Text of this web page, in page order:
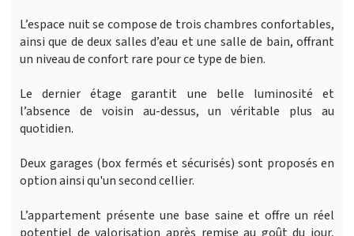
L’espace nuit se compose de trois chambres confortables,
ainsi que de deux salles d’eau et une salle de bain, offrant
un niveau de confort rare pour ce type de bien.
Le dernier étage garantit une belle luminosité et
l’absence de voisin au-dessus, un véritable plus au
quotidien.
Deux garages (box fermés et sécurisés) sont proposés en
option ainsi qu'un second cellier.
L’appartement présente une base saine et offre un réel